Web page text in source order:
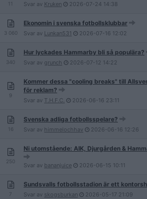
11 Svar av Kruken 2026-07-24 14:38
3 060
Ekonomin i svenska fotbollsklubbar
Svar av Lunkan531 2026-07-16 12:02
340
Hur lyckades Hammarby bli så populära?
Svar av grunch 2026-07-12 14:22
9
Kommer dessa "cooling breaks" till
för reklam?
Svar av T.H.F.C. 2026-06-16 23:11
16
Svenska adliga fotbollsspelare?
Svar av himmelochhav 2026-06-16 12:26
250
Ni utomstående: AIK, Djurgården &
Svar av bananjuice 2026-06-15 10:11
7
Sundsvalls fotbollsstadion är ett
Svar av skogsburkan 2026-05-17 21:09